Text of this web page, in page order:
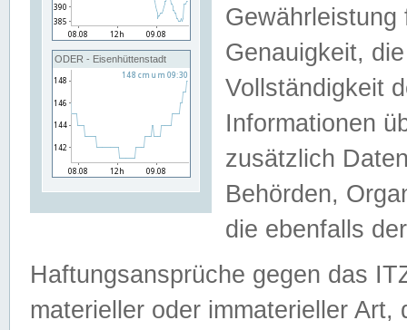
ODER - Eisenhüttenstadt
Genauigkeit,
Vollständigkeit
Informationen
zusätzlich
Behörden,
die ebenfalls
Haftungsansprüche gegen das
materieller oder immaterieller